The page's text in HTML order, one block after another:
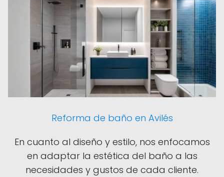
Reforma de baño en Avilés
En cuanto al diseño y estilo, nos enfocamos
en adaptar la estética del baño a las
necesidades y gustos de cada cliente.